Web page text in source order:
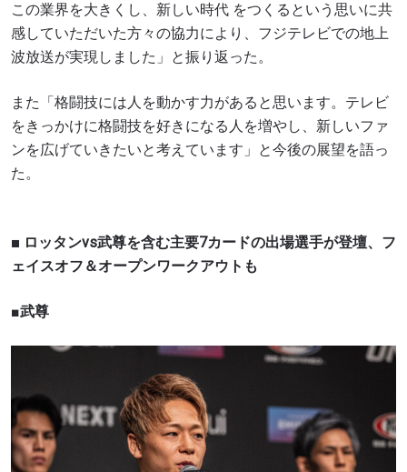
この業界を大きくし、新しい時代 をつくるという思いに共
感していただいた方々の協力により、フジテレビでの地上
波放送が実現しました」と振り返った。
また「格闘技には人を動かす力があると思います。テレビ
をきっかけに格闘技を好きになる人を増やし、新しいファ
ンを広げていきたいと考えています」と今後の展望を語っ
た。
■ ロッタンvs武尊を含む主要7カードの出場選手が登壇、フ
ェイスオフ＆オープンワークアウトも
■武尊